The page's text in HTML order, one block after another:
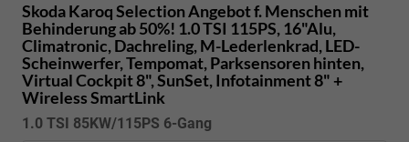
Skoda KaroqSelection Angebot f. Menschen mit
Behinderung ab 50%! 1.0 TSI 115PS, 16"Alu,
Climatronic, Dachreling, M-Lederlenkrad, LED-
Scheinwerfer, Tempomat, Parksensoren hinten,
Virtual Cockpit 8", SunSet, Infotainment 8" +
Wireless SmartLink
1.0 TSI 85KW/115PS 6-Gang